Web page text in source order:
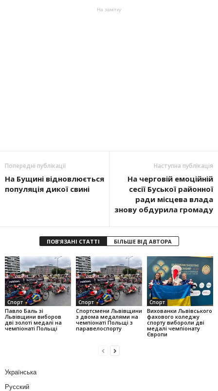
На замітку
Попередні публікації
На Бущині відновлюється
популяція дикої свині
Наступна публікація
На черговій емоційній
сесії Буської районної
ради місцева влада
знову обдурила громаду
ПОВ'ЯЗАНІ СТАТТІ БІЛЬШЕ ВІД АВТОРА
Спорт
Павло Баль зі
Львівщини виборов
дві золоті медалі на
чемпіонаті Польщі
Спорт
Спортсмени Львівщини
з двома медалями на
чемпіонаті Польщі з
паравелоспорту
Спорт
Вихованки Львівського
фахового коледжу
спорту вибороли дві
медалі чемпіонату
Європи
Українська
Русский